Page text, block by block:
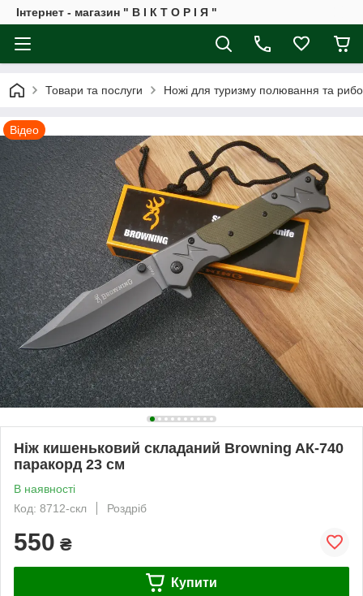
Інтернет - магазин " В І К Т О Р І Я "
Товари та послуги Ножі для туризму полювання та
Відео
Ніж кишеньковий складаний Browning AК-740
паракорд 23 см
В наявності
Код: 8712-скл
Роздріб
550 ₴
Купити